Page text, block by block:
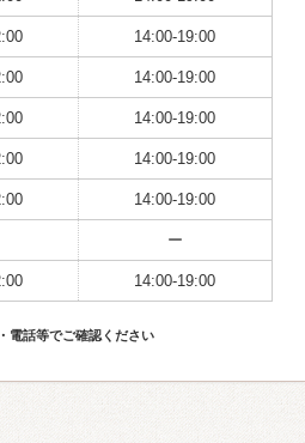
14:00-19:00
14:00-19:00
14:00-19:00
14:00-19:00
14:00-19:00
ー
14:00-19:00
電話等でご確認ください